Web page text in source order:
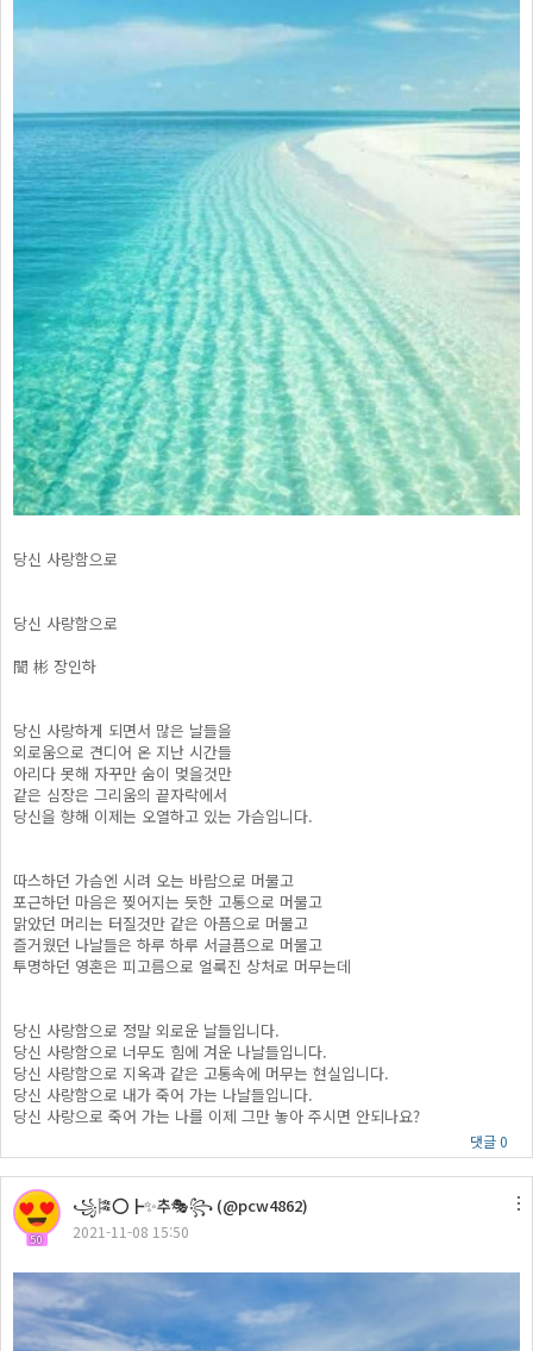
당신 사랑함으로
당신 사랑함으로
誾 彬 장인하
당신 사랑하게 되면서 많은 날들을
외로움으로 견디어 온 지난 시간들
아리다 못해 자꾸만 숨이 멎을것만
같은 심장은 그리움의 끝자락에서
당신을 향해 이제는 오열하고 있는 가슴입니다.
따스하던 가슴엔 시려 오는 바람으로 머물고
포근하던 마음은 찢어지는 듯한 고통으로 머물고
맑았던 머리는 터질것만 같은 아픔으로 머물고
즐거웠던 나날들은 하루 하루 서글픔으로 머물고
투명하던 영혼은 피고름으로 얼룩진 상처로 머무는데
당신 사랑함으로 정말 외로운 날들입니다.
당신 사랑함으로 너무도 힘에 겨운 나날들입니다.
당신 사랑함으로 지옥과 같은 고통속에 머무는 현실입니다.
당신 사랑함으로 내가 죽어 가는 나날들입니다.
당신 사랑으로 죽어 가는 나를 이제 그만 놓아 주시면 안되나요?
댓글 0
50
꧁🎏⭕┣✨추🎭꧂ (@pcw4862)
2021-11-08 15:50